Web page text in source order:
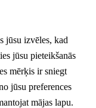
jūsu izvēles, kad
jūsu pieteikšanās
mērķis ir sniegt
jūsu preferences
mājas lapu.